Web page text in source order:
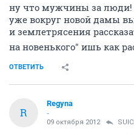
ну что мужчины за люди!
уже вокруг новой дамы
и землетрясения
на новенького" ишь как
ОТВЕТИТЬ
R
Regyna
-
09 октября 2012